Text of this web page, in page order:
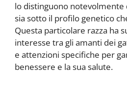
lo distinguono notevolmente
sia sotto il profilo genetico
Questa particolare razza ha
interesse tra gli amanti dei
e attenzioni specifiche per
benessere e la sua salute.